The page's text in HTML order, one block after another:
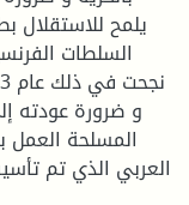
يلمح للاستقلال
السلطات
و ضرورة عودته
المسلحة